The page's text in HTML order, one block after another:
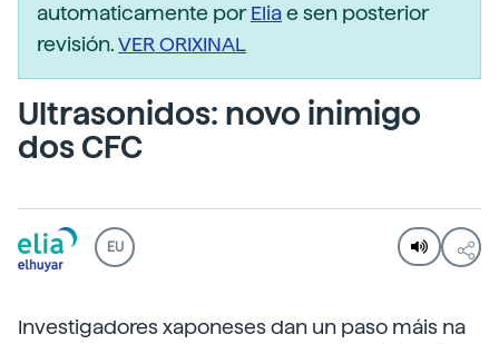
automaticamente porEliae sen posterior
revisión.VER ORIXINAL
Ultrasonidos: novo inimigo
dos CFC
EU
Investigadores xaponeses dan un paso máis na